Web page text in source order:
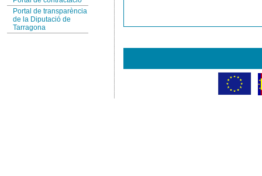
Portal de transparència
de la Diputació de
Tarragona